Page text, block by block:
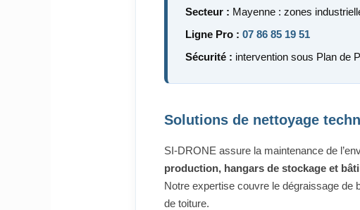
Secteur : Mayenne : zones
Ligne Pro : 07 86 85 19 51
Sécurité : intervention sous Plan de
Solutions de nettoyage
SI-DRONE assure la maintenance de
production, hangars de stockage et
Notre expertise couvre le dégraissage de
de toiture.